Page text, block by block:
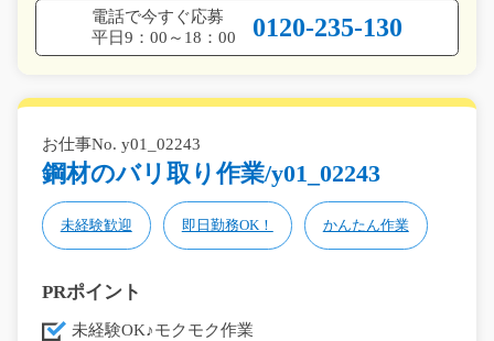
電話で今すぐ応募
平日9：00～18：00
0120-235-130
お仕事No. y01_02243
鋼材のバリ取り作業/y01_02243
未経験歓迎 即日勤務OK！ かんたん作業
PRポイント
未経験OK♪モクモク作業